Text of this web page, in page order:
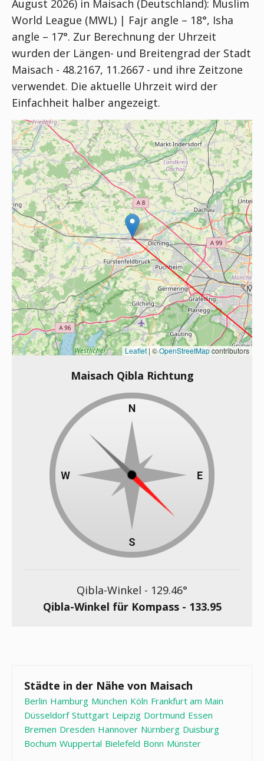
August 2026) in Maisach (Deutschland): Muslim
World League (MWL) | Fajr angle – 18°, Isha
angle – 17°. Zur Berechnung der Uhrzeit
wurden der Längen- und Breitengrad der Stadt
Maisach - 48.2167, 11.2667 - und ihre Zeitzone
verwendet. Die aktuelle Uhrzeit wird der
Einfachheit halber angezeigt.
Leaflet | ©OpenStreetMapcontributors
Maisach Qibla Richtung
Qibla-Winkel - 129.46°
Qibla-Winkel für Kompass - 133.95
Städte in der Nähe von Maisach
Berlin Hamburg München Köln Frankfurt am Main
Düsseldorf Stuttgart Leipzig Dortmund Essen
Bremen Dresden Hannover Nürnberg Duisburg
Bochum Wuppertal Bielefeld Bonn Münster